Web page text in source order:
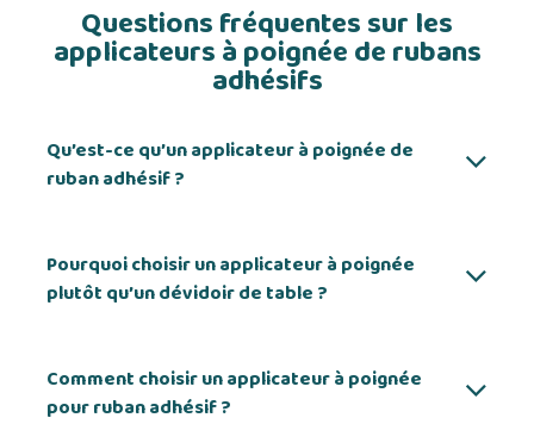
Questions fréquentes sur les
applicateurs à poignée de rubans
adhésifs
Qu’est-ce qu’un applicateur à poignée de
ruban adhésif ?
Pourquoi choisir un applicateur à poignée
plutôt qu’un dévidoir de table ?
Comment choisir un applicateur à poignée
pour ruban adhésif ?